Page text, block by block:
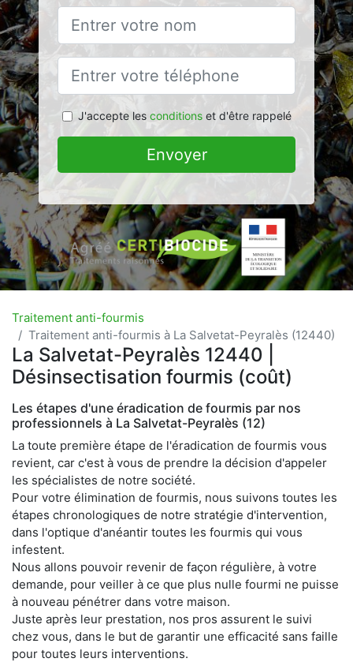
J'accepte les conditionset d'être rappelé
Envoyer
Traitement anti-fourmis
Traitement anti-fourmis à La Salvetat-Peyralès (12440)
La Salvetat-Peyralès 12440 |
Désinsectisation fourmis (coût)
Les étapes d'une éradication de fourmis par nos
professionnels à La Salvetat-Peyralès (12)
La toute première étape de l'éradication de fourmis vous
revient, car c'est à vous de prendre la décision d'appeler
les spécialistes de notre société.
Pour votre élimination de fourmis, nous suivons toutes les
étapes chronologiques de notre stratégie d'intervention,
dans l'optique d'anéantir toutes les fourmis qui vous
infestent.
Nous allons pouvoir revenir de façon régulière, à votre
demande, pour veiller à ce que plus nulle fourmi ne puisse
à nouveau pénétrer dans votre maison.
Juste après leur prestation, nos pros assurent le suivi
chez vous, dans le but de garantir une efficacité sans faille
pour toutes leurs interventions.